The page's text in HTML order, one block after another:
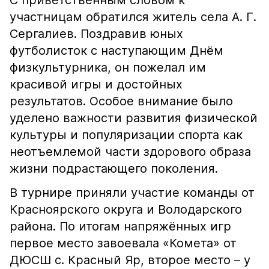
участницам обратился житель села А. Г.
Сергалиев. Поздравив юных
футболисток с наступающим Днём
физкультурника, он пожелал им
красивой игры и достойных
результатов. Особое внимание было
уделено важности развития физической
культуры и популяризации спорта как
неотъемлемой части здорового образа
жизни подрастающего поколения.
В турнире приняли участие команды от
Красноярского округа и Володарского
района. По итогам напряжённых игр
первое место завоевала «Комета» от
ДЮСШ с. Красный Яр, второе место – у